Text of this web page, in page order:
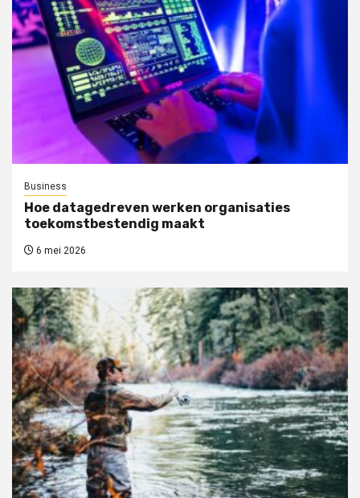
Business
Hoe datagedreven werken organisaties
toekomstbestendig maakt
6 mei 2026